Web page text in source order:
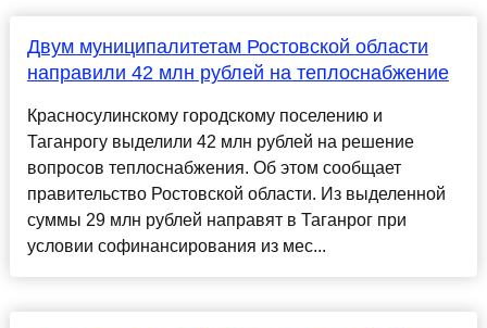
Двум муниципалитетам Ростовской области
направили 42 млн рублей на теплоснабжение
Красносулинскому городскому поселению и
Таганрогу выделили 42 млн рублей на решение
вопросов теплоснабжения. Об этом сообщает
правительство Ростовской области. Из выделенной
суммы 29 млн рублей направят в Таганрог при
условии софинансирования из мес...